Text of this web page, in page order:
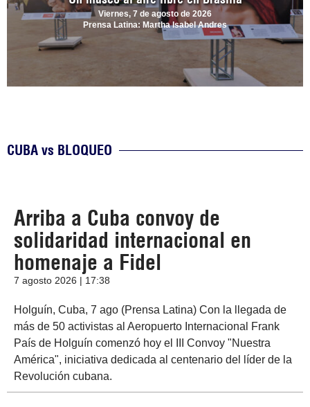
Viernes, 7 de agosto de 2026
Prensa Latina: Martha Isabel Andres
CUBA vs BLOQUEO
Arriba a Cuba convoy de
solidaridad internacional en
homenaje a Fidel
7 agosto 2026 | 17:38
Holguín, Cuba, 7 ago (Prensa Latina) Con la llegada de
más de 50 activistas al Aeropuerto Internacional Frank
País de Holguín comenzó hoy el III Convoy "Nuestra
América", iniciativa dedicada al centenario del líder de la
Revolución cubana.